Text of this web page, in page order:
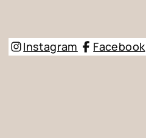
Instagram Facebook